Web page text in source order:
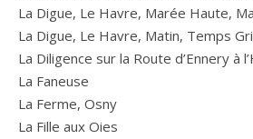
La Digue, Le Havre, Marée Haute,
La Digue, Le Havre, Matin, Temps
La Diligence sur la Route d’Ennery à
La Faneuse
La Ferme, Osny
La Fille aux Oies